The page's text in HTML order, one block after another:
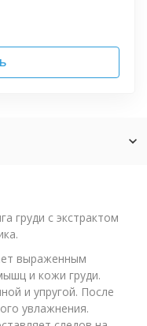
груди с экстрактом
выраженным
и кожи груди.
и упругой. После
увлажнения.